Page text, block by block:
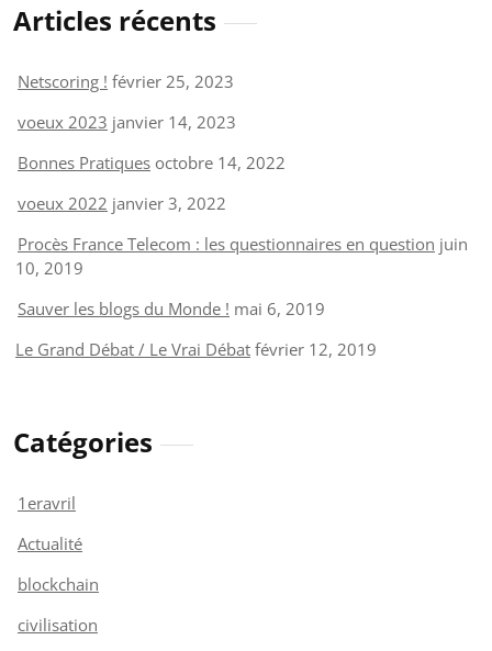
Articles récents
Netscoring ! février 25, 2023
voeux 2023 janvier 14, 2023
Bonnes Pratiques octobre 14, 2022
voeux 2022 janvier 3, 2022
Procès France Telecom : les questionnaires en question juin
10, 2019
Sauver les blogs du Monde ! mai 6, 2019
Le Grand Débat / Le Vrai Débat février 12, 2019
Catégories
1eravril
Actualité
blockchain
civilisation